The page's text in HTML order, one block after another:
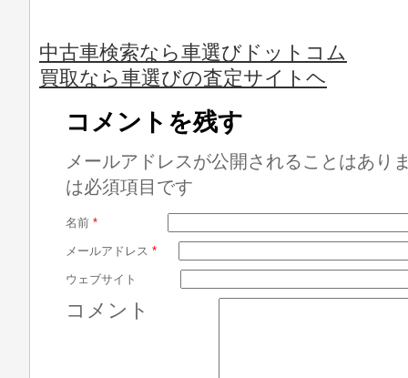
中古車検索なら車選びドットコム
買取なら車選びの査定サイトヘ
コメントを残す
メールアドレスが公開されることはあり
は必須項目です
名前 *
メールアドレス *
ウェブサイト
コメント